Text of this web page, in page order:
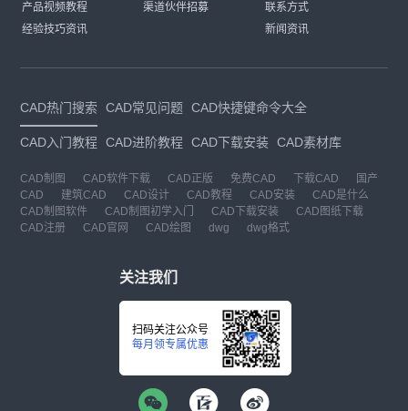
产品视频教程
经验技巧资讯
渠道伙伴招募
联系方式
新闻资讯
CAD热门搜索 CAD常见问题 CAD快捷键命令大全
CAD入门教程 CAD进阶教程 CAD下载安装 CAD素材库
CAD制图 CAD软件下载 CAD正版 免费CAD 下载CAD
国产
CAD
建筑CAD CAD设计 CAD教程 CAD安装
CAD是什么
CAD制图软件
CAD制图初学入门 CAD下载安装
CAD图纸下载
CAD注册
CAD官网 CAD绘图 dwg dwg格式
关注我们
扫码关注公众号
每月领专属优惠